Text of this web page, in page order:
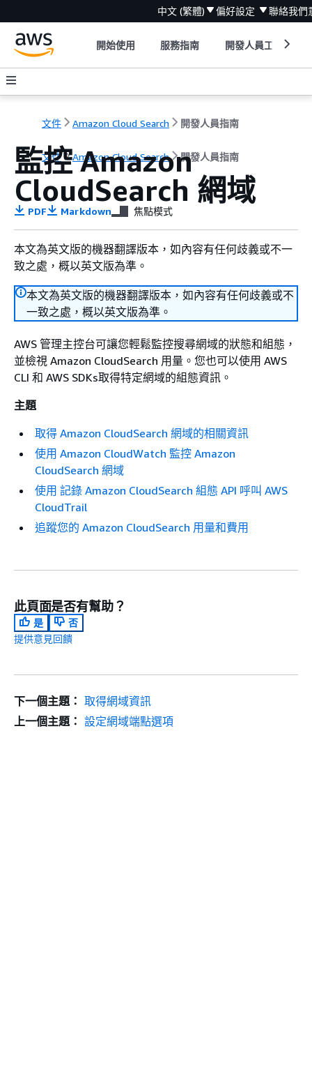
中文 (繁體) 偏好設定 聯絡我們
開始使用 服務指南 開發人員工具
文件 Amazon Cloud Search 開發人員指南
文件 Amazon Cloud Search 開發人員指南
監控 Amazon
CloudSearch 網域
PDF Markdown 焦點模式
本文為英文版的機器翻譯版本，如內容有任何歧義或不一
致之處，概以英文版為準。
本文為英文版的機器翻譯版本，如內容有任何歧義或不
一致之處，概以英文版為準。
AWS 管理主控台可讓您輕鬆監控搜尋網域的狀態和組態，
並檢視 Amazon CloudSearch 用量。您也可以使用 AWS
CLI 和 AWS SDKs取得特定網域的組態資訊。
主題
取得 Amazon CloudSearch 網域的相關資訊
使用 Amazon CloudWatch 監控 Amazon
CloudSearch 網域
使用 記錄 Amazon CloudSearch 組態 API 呼叫 AWS
CloudTrail
追蹤您的 Amazon CloudSearch 用量和費用
此頁面是否有幫助？
是
否
提供意見回饋
下一個主題： 取得網域資訊
上一個主題： 設定網域端點選項